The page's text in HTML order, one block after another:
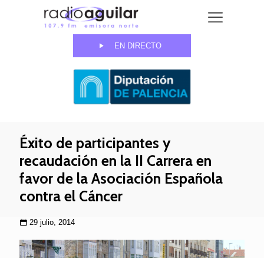
EN DIRECTO
Éxito de participantes y
recaudación en la II Carrera en
favor de la Asociación Española
contra el Cáncer
29 julio, 2014